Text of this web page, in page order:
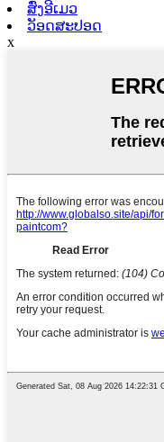
ສົ່ງອີເມວ
ວັອດສະປອດ
x